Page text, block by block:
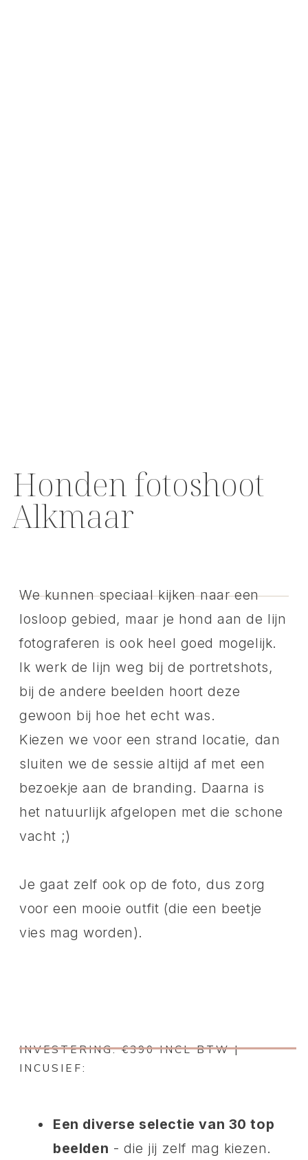
Een diverse selectie van 30 top
beelden - die jij zelf mag kiezen.
INVESTERING: €390 INCL BTW |
INCUSIEF:
We kunnen speciaal kijken naar een
losloop gebied, maar je hond aan de lijn
fotograferen is ook heel goed mogelijk.
Ik werk de lijn weg bij de portretshots,
bij de andere beelden hoort deze
gewoon bij hoe het echt was.
Kiezen we voor een strand locatie, dan
sluiten we de sessie altijd af met een
bezoekje aan de branding. Daarna is
het natuurlijk afgelopen met die schone
vacht ;)
Je gaat zelf ook op de foto, dus zorg
voor een mooie outfit (die een beetje
vies mag worden).
Honden fotoshoot
Alkmaar